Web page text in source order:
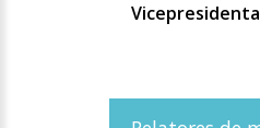
Vicepresidenta